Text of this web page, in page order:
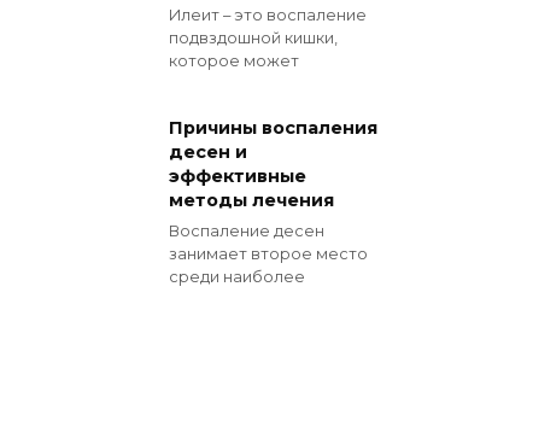
Илеит – это воспаление
подвздошной кишки,
которое может
Причины воспаления
десен и
эффективные
методы лечения
Воспаление десен
занимает второе место
среди наиболее